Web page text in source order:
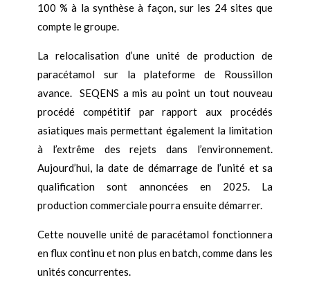
100 % à la synthèse à façon, sur les 24 sites que
compte le groupe.
La relocalisation d’une unité de production de
paracétamol sur la plateforme de Roussillon
avance. SEQENS a mis au point un tout nouveau
procédé compétitif par rapport aux procédés
asiatiques mais permettant également la limitation
à l’extrême des rejets dans l’environnement.
Aujourd’hui, la date de démarrage de l’unité et sa
qualification sont annoncées en 2025. La
production commerciale pourra ensuite démarrer.
Cette nouvelle unité de paracétamol fonctionnera
en flux continu et non plus en batch, comme dans les
unités concurrentes.